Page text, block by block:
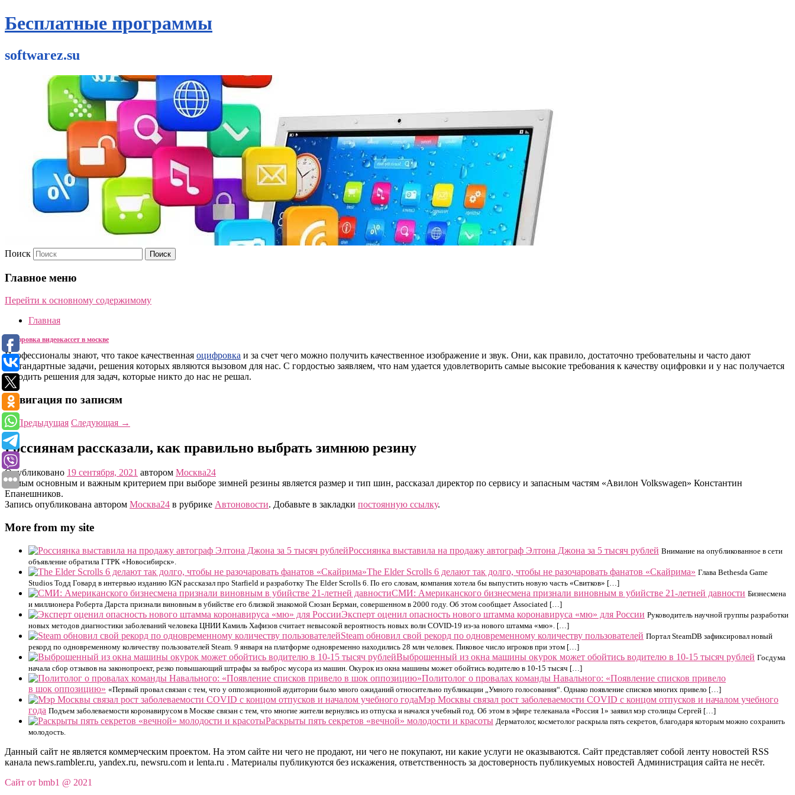
Бесплатные программы
softwarez.su
Поиск
Главное меню
Перейти к основному содержимому
Главная
оцифровка видеокассет в москве
Профессионалы знают, что такое качественная оцифровка и за счет чего можно получить качественное изображение и звук. Они, как правило, достаточно требовательны и часто дают
нестандартные задачи, решения которых являются вызовом для нас. С гордостью заявляем, что нам удается удовлетворить самые высокие требования к качеству оцифровки и у нас получается
находить решения для задач, которые никто до нас не решал.
Навигация по записям
←Предыдущая Следующая →
Россиянам рассказали, как правильно выбрать зимнюю резину
Опубликовано 19 сентября, 2021 автором Москва24
Самым основным и важным критерием при выборе зимней резины является размер и тип шин, рассказал директор по сервису и запасным частям «Авилон Volkswagen» Константин
Епанешников.
Запись опубликована автором Москва24 в рубрике Автоновости. Добавьте в закладки постоянную ссылку.
More from my site
Россиянка выставила на продажу автограф Элтона Джона за 5 тысяч рублей Внимание на опубликованное в сети
объявление обратила ГТРК «Новосибирск».
The Elder Scrolls 6 делают так долго, чтобы не разочаровать фанатов «Скайрима» Глава Bethesda Game
Studios Тодд Говард в интервью изданию IGN рассказал про Starfield и разработку The Elder Scrolls 6. По его словам, компания хотела бы выпустить новую часть «Свитков» […]
СМИ: Американского бизнесмена признали виновным в убийстве 21-летней давности Бизнесмена
и миллионера Роберта Дарста признали виновным в убийстве его близкой знакомой Сюзан Берман, совершенном в 2000 году. Об этом сообщает Associated […]
Эксперт оценил опасность нового штамма коронавируса «мю» для России Руководитель научной группы разработки
новых методов диагностики заболеваний человека ЦНИИ Камиль Хафизов считает невысокой вероятность новых волн COVID-19 из-за нового штамма «мю». […]
Steam обновил свой рекорд по одновременному количеству пользователей Портал SteamDB зафиксировал новый
рекорд по одновременному количеству пользователей Steam. 9 января на платформе одновременно находились 28 млн человек. Пиковое число игроков при этом […]
Выброшенный из окна машины окурок может обойтись водителю в 10-15 тысяч рублей Госдума
начала сбор отзывов на законопроект, резко повышающий штрафы за выброс мусора из машин. Окурок из окна машины может обойтись водителю в 10-15 тысяч […]
Политолог о провалах команды Навального: «Появление списков привело
в шок оппозицию» «Первый провал связан с тем, что у оппозиционной аудитории было много ожиданий относительно публикации „Умного голосования“. Однако появление списков многих привело […]
Мэр Москвы связал рост заболеваемости COVID с концом отпусков и началом учебного
года Подъем заболеваемости коронавирусом в Москве связан с тем, что многие жители вернулись из отпуска и начался учебный год. Об этом в эфире телеканала «Россия 1» заявил мэр столицы Сергей […]
Раскрыты пять секретов «вечной» молодости и красоты Дерматолог, косметолог раскрыла пять секретов, благодаря которым можно сохранить
молодость.
Данный сайт не является коммерческим проектом. На этом сайте ни чего не продают, ни чего не покупают, ни какие услуги не оказываются. Сайт представляет собой ленту новостей RSS
канала news.rambler.ru, yandex.ru, newsru.com и lenta.ru . Материалы публикуются без искажения, ответственность за достоверность публикуемых новостей Администрация сайта не несёт.
Сайт от bmb1 @ 2021